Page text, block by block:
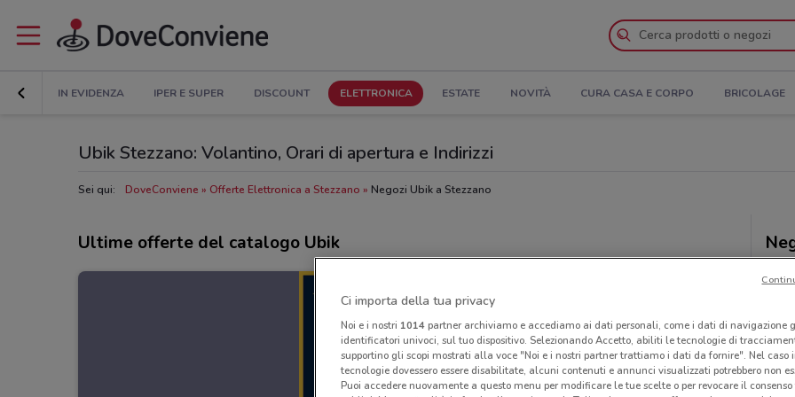
IN EVIDENZA IPER E SUPER DISCOUNT ELETTRONICA ESTATE NOVITÀ CURA CASA E CORPO BRICOLAGE
Ubik Stezzano: Volantino, Orari di apertura e Indirizzi
Sei qui: DoveConviene Offerte Elettronica a Stezzano Negozi Ubik a Stezzano
Ultime offerte del catalogo Ubik
Ci importa della tua privacy
Noi e i nostri 1014partner archiviamo e accediamo ai dati personali, come i dati di navigazione
identificatori univoci, sul tuo dispositivo. Selezionando Accetto, abiliti le tecnologie di
supportino gli scopi mostrati alla voce "Noi e i nostri partner trattiamo i dati da fornire". Nel caso
tecnologie dovessero essere disabilitate, alcuni contenuti e annunci visualizzati potrebbero non
Puoi accedere nuovamente a questo menu per modificare le tue scelte o per revocare il